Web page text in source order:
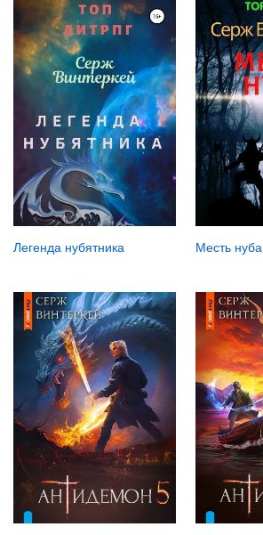
Легенда нубятника Месть нуба